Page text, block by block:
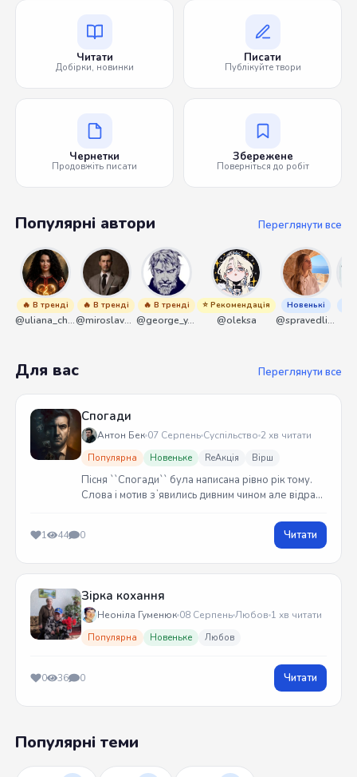
Читати
Добірки, новинки
Писати
Публікуйте твори
Чернетки
Продовжіть писати
Збережене
Поверніться до робіт
Популярні автори Переглянути все
🔥 В тренді
@uliana_chernenko
🔥 В тренді
@miroslavmaniyk
🔥 В тренді
@george_y_lawlett
⭐ Рекомендація
@oleksa
Новенькі
@spravedliwa
Для вас Переглянути все
Спогади
Антон Бек 07 Серпень Суспільство 2 хв читати
Популярна Новеньке ReАкція Вірш
Пісня ``Спогади`` була написана рівно рік тому.
Слова і мотив зʼявились дивним чином але відразу
1 44 0 Читати
Зірка кохання
Неоніла Гуменюк 08 СерпеньЛюбов 1 хв читати
Популярна Новеньке Любов
0 36 0 Читати
Популярні теми